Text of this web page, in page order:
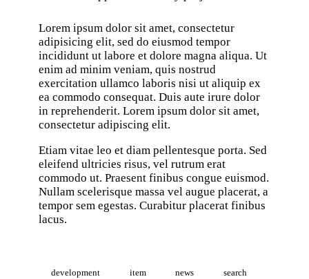
Lorem ipsum dolor sit amet, consectetur
adipisicing elit, sed do eiusmod tempor
incididunt ut labore et dolore magna aliqua. Ut
enim ad minim veniam, quis nostrud
exercitation ullamco laboris nisi ut aliquip ex
ea commodo consequat. Duis aute irure dolor
in reprehenderit. Lorem ipsum dolor sit amet,
consectetur adipiscing elit.
Etiam vitae leo et diam pellentesque porta. Sed
eleifend ultricies risus, vel rutrum erat
commodo ut. Praesent finibus congue euismod.
Nullam scelerisque massa vel augue placerat, a
tempor sem egestas. Curabitur placerat finibus
lacus.
development item news search